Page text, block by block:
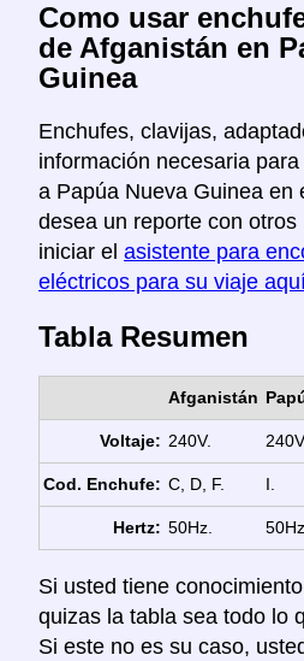
Como usar
de Afganistán en
Guinea
Enchufes, clavijas,
información necesaria
a Papúa Nueva Guinea en
desea un reporte con
iniciar el asistente para
eléctricos para su viaje aquí
Tabla Resumen
Afganistán
Voltaje: 240V.
Cod. Enchufe: C, D, F. I.
Hertz: 50Hz. 50Hz.
Si usted tiene
quizas la tabla sea todo lo
Si este no es su caso,